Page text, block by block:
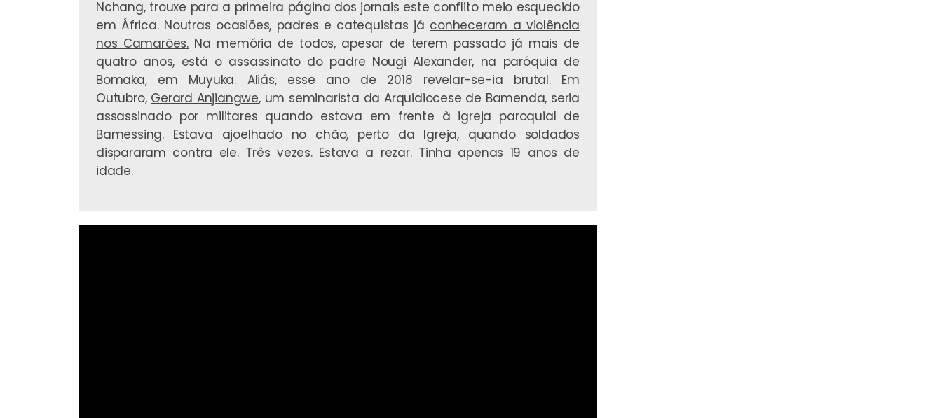
Nchang, trouxe para a primeira página dos jornais este conflito meio esquecido
em África. Noutras ocasiões, padres e catequistas já conheceram a violência
nos Camarões.Na memória de todos, apesar de terem passado já mais de
quatro anos, está o assassinato do padre Nougi Alexander, na paróquia de
Bomaka, em Muyuka. Aliás, esse ano de 2018 revelar-se-ia brutal. Em
Outubro, Gerard Anjiangwe, um seminarista da Arquidiocese de Bamenda, seria
assassinado por militares quando estava em frente à igreja paroquial de
Bamessing. Estava ajoelhado no chão, perto da Igreja, quando soldados
dispararam contra ele. Três vezes. Estava a rezar. Tinha apenas 19 anos de
idade.